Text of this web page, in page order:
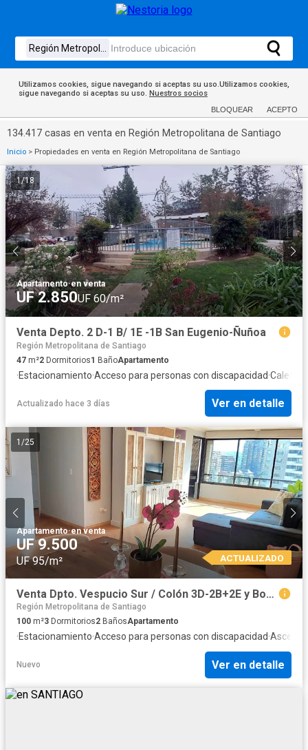
Utilizamos cookies, sigue navegando si aceptas su uso.Utilizamos cookies,
sigue navegando si aceptas su uso. Nuestros socios
BLOQUEAR ACEPTO
134.417 casas en venta en Región Metropolitana de Santiago
Inicio > Propiedades en venta en Región Metropolitana de Santiago
1/18
Apartamento·en venta
UF 2.850UF 60/m²
Venta Depto. 2 D-1 B/ 1E -1B San Eugenio-Ñuñoa
Región Metropolitana de Santiago
47 m²2 Dormitorios1 BañoApartamento
·Estacionamiento·Acceso para personas con discapacidad·
Actualizado hace 3 días Ver en detalle
1 /25
Apartamento·en venta
UF 9.500
UF 95/m² ACTUALIZADO
Venta Dpto. Vespucio Sur / Colón 3D-2B+2E y Bodega
Región Metropolitana de Santiago
100 m²3 Dormitorios2 BañosApartamento
·Estacionamiento·Acceso para personas con discapacidad·
Nuevo Ver en detalle